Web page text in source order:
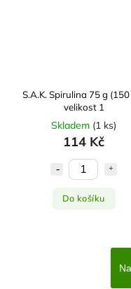
S.A.K. Spirulina 75 g (150
velikost 1
Skladem (1 ks)
114 Kč
Do košíku